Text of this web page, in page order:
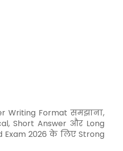
Writing Format समझाना,
Short Answer और Long
Exam 2026 के लिए Strong